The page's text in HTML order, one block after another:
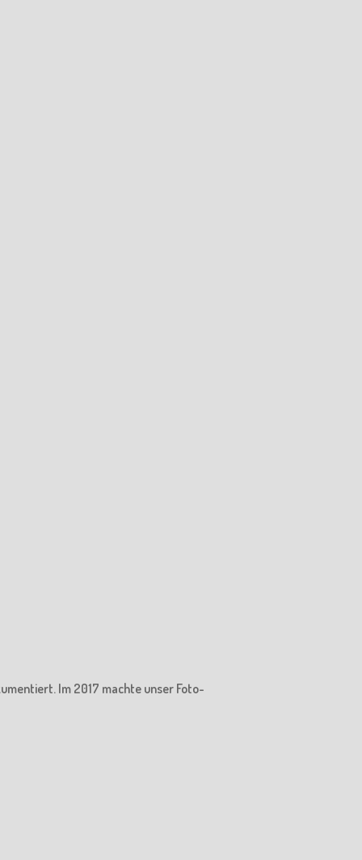
Im 2017 machte unser Foto-